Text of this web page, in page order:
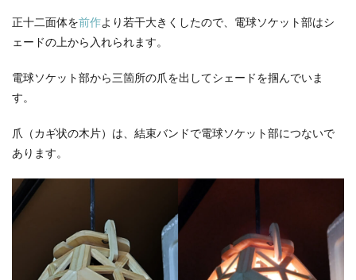
正十二面体を前作より若干大きくしたので、電球ソケット部はシ
ェードの上から入れられます。
電球ソケット部から三箇所の爪を出してシェードを掴んでいま
す。
爪（カギ状の木片）は、結束バンドで電球ソケット部につないで
あります。